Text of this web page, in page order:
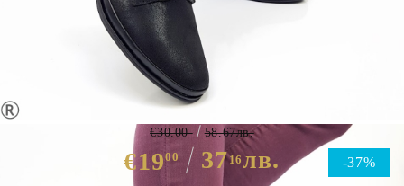
Черни класически обувки с
връзки- Amanda Black 9563
-37%
€1900 3716лв.
€30.00 58.67лв.